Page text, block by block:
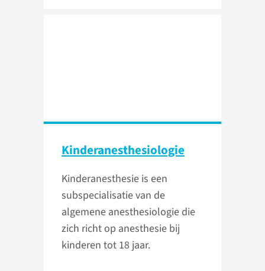
Kinder­anesthesiologie
Kinderanesthesie is een
subspecialisatie van de
algemene anesthesiologie die
zich richt op anesthesie bij
kinderen tot 18 jaar.